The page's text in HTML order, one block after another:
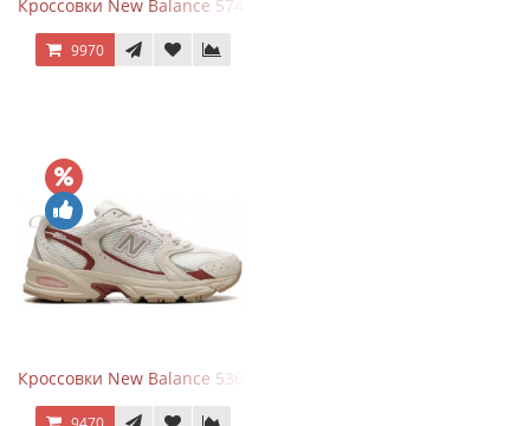
Кроссовки New Balance 574 Silver Summer Fog
9970
Кроссовки New Balance 530 Festival Pack Clay